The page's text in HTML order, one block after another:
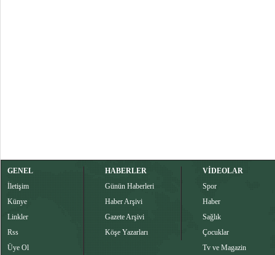
GENEL
İletişim
Künye
Linkler
Rss
Üye Ol
HABERLER
Günün Haberleri
Haber Arşivi
Gazete Arşivi
Köşe Yazarları
VİDEOLAR
Spor
Haber
Sağlık
Çocuklar
Tv ve Magazin